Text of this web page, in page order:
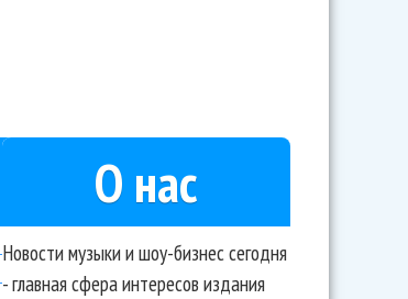
О нас
Новости музыки и шоу-бизнес сегодня
- главная сфера интересов издания